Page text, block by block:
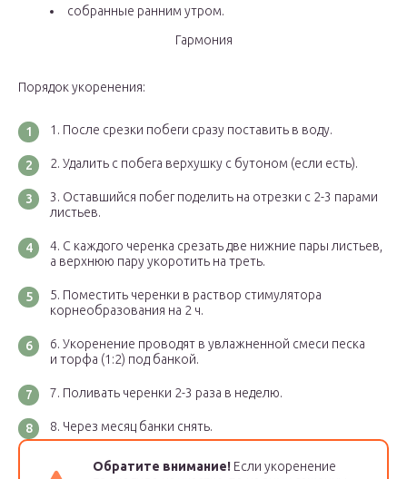
собранные ранним утром.
Гармония
Порядок укоренения:
После срезки побеги сразу поставить в воду.
Удалить с побега верхушку с бутоном (если есть).
Оставшийся побег поделить на отрезки с 2-3 парами
листьев.
С каждого черенка срезать две нижние пары листьев,
а верхнюю пару укоротить на треть.
Поместить черенки в раствор стимулятора
корнеобразования на 2 ч.
Укоренение проводят в увлажненной смеси песка
и торфа (1:2) под банкой.
Поливать черенки 2-3 раза в неделю.
Через месяц банки снять.
Обратите внимание! Если укоренение